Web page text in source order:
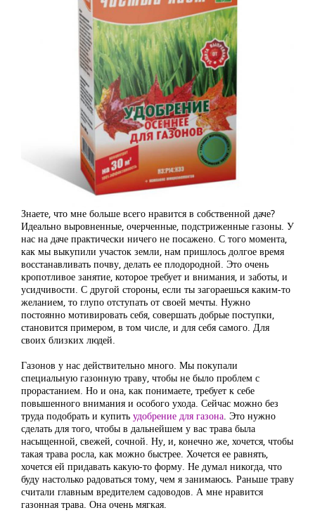
Знаете, что мне больше всего нравится в собственной даче?
Идеально выровненные, очерченные, подстриженные газоны. У
нас на даче практически ничего не посажено. С того момента,
как мы выкупили участок земли, нам пришлось долгое время
восстанавливать почву, делать ее плодородной. Это очень
кропотливое занятие, которое требует и внимания, и заботы, и
усидчивости. С другой стороны, если ты загораешься каким-то
желанием, то глупо отступать от своей мечты. Нужно
постоянно мотивировать себя, совершать добрые поступки,
становится примером, в том числе, и для себя самого. Для
своих близких людей.
Газонов у нас действительно много. Мы покупали
специальную газонную траву, чтобы не было проблем с
прорастанием. Но и она, как понимаете, требует к себе
повышенного внимания и особого ухода. Сейчас можно без
труда подобрать и купить удобрение для газона. Это нужно
сделать для того, чтобы в дальнейшем у вас трава была
насыщенной, свежей, сочной. Ну, и, конечно же, хочется, чтобы
такая трава росла, как можно быстрее. Хочется ее равнять,
хочется ей придавать какую-то форму. Не думал никогда, что
буду настолько радоваться тому, чем я занимаюсь. Раньше траву
считали главным вредителем садоводов. А мне нравится
газонная трава. Она очень мягкая.